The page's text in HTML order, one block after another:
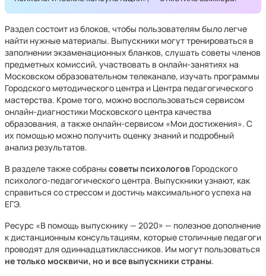
Раздел состоит из блоков, чтобы пользователям было легче
найти нужные материалы. Выпускники могут тренироваться в
заполнении экзаменационных бланков, слушать советы членов
предметных комиссий, участвовать в онлайн-занятиях на
Московском образовательном телеканале, изучать программы
Городского методического центра и Центра педагогического
мастерства. Кроме того, можно воспользоваться сервисом
онлайн-диагностики Московского центра качества
образования, а также онлайн-сервисом «Мои достижения». С
их помощью можно получить оценку знаний и подробный
анализ результатов.
В разделе также собраны советы психологов Городского
психолого-педагогического центра. Выпускники узнают, как
справиться со стрессом и достичь максимального успеха на
ЕГЭ.
Ресурс «В помощь выпускнику — 2020» — полезное дополнение
к дистанционным консультациям, которые столичные педагоги
проводят для одиннадцатиклассников. Им могут пользоваться
не только москвичи, но и все выпускники страны.